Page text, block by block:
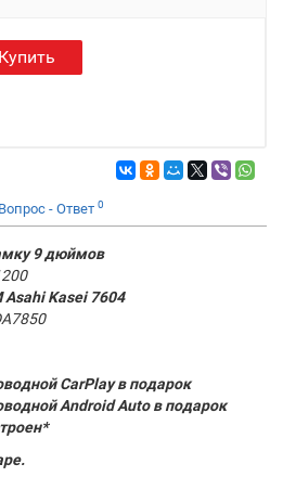
Купить
Вопрос - Ответ 0
9 дюймов
Asahi Kasei 7604
CarPlay в подарок
Android Auto в подарок